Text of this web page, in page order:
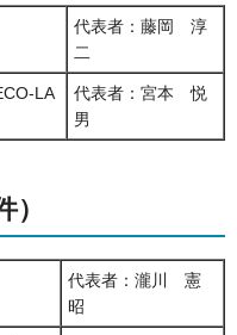
代表者：藤岡 淳
二
LA
代表者：宮本 悦
男
代表者：瀧川 憲
昭